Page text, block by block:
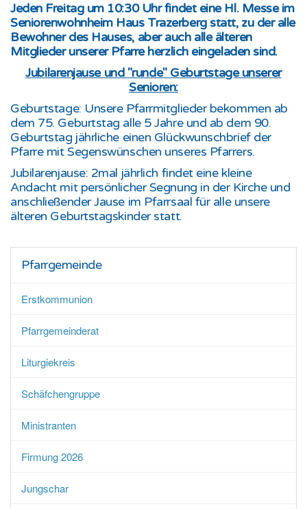
Jeden Freitag um 10:30 Uhr findet eine Hl. Messe im
Seniorenwohnheim Haus Trazerberg statt, zu der alle
Bewohner des Hauses, aber auch alle älteren
Mitglieder unserer Pfarre herzlich eingeladen sind.
Jubilarenjause und "runde" Geburtstage unserer
Senioren:
Geburtstage: Unsere Pfarrmitglieder bekommen ab
dem 75. Geburtstag alle 5 Jahre und ab dem 90.
Geburtstag jährliche einen Glückwunschbrief der
Pfarre mit Segenswünschen unseres Pfarrers.
Jubilarenjause: 2mal jährlich findet eine kleine
Andacht mit persönlicher Segnung in der Kirche und
anschließender Jause im Pfarrsaal für alle unsere
älteren Geburtstagskinder statt.
Pfarrgemeinde
Erstkommunion
Pfarrgemeinderat
Liturgiekreis
Schäfchengruppe
Ministranten
Firmung 2026
Jungschar